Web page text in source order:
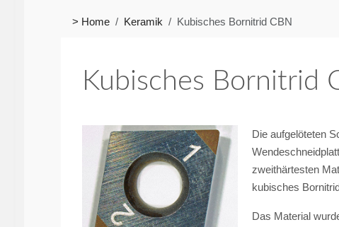
> Home Keramik Kubisches Bornitrid CBN
Kubisches Bornitrid
Die aufgelöteten
zweithärtesten
kubisches
Das Material